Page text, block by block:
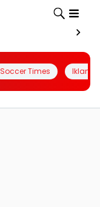
Soccer Times Iklanin